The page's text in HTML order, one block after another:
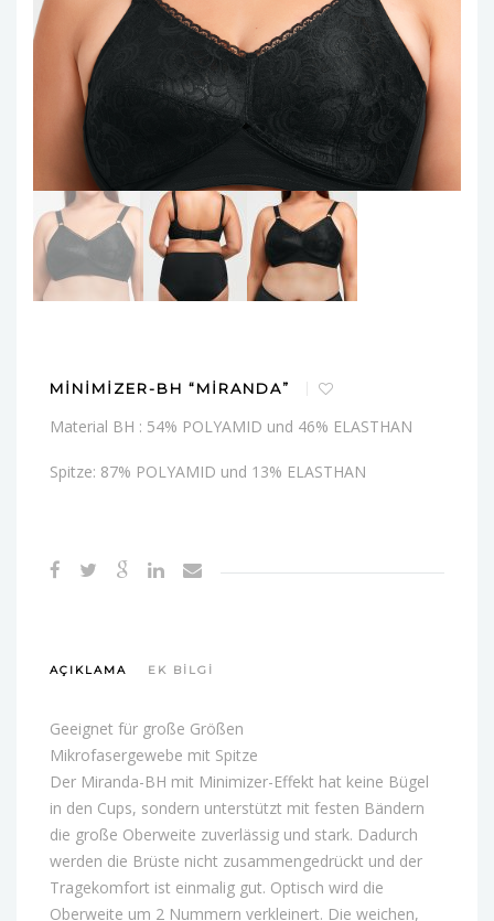
MINIMIZER-BH “MIRANDA”
Material BH : 54% POLYAMID und 46% ELASTHAN
Spitze: 87% POLYAMID und 13% ELASTHAN
AÇIKLAMA EK BILGI
Geeignet für große Größen
Mikrofasergewebe mit Spitze
Der Miranda-BH mit Minimizer-Effekt hat keine Bügel
in den Cups, sondern unterstützt mit festen Bändern
die große Oberweite zuverlässig und stark. Dadurch
werden die Brüste nicht zusammengedrückt und der
Tragekomfort ist einmalig gut. Optisch wird die
Oberweite um 2 Nummern verkleinert. Die weichen,